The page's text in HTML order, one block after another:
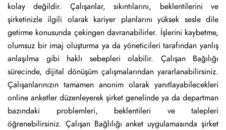
kolay değildir. Çalışanlar, sıkıntılarını, beklentilerini ve
şirketinizle ilgili olarak kariyer planlarını yüksek sesle dile
getirme konusunda çekingen davranabilirler. İşlerini kaybetme,
olumsuz bir imaj oluşturma ya da yöneticileri tarafından yanlış
anlaşılma gibi haklı sebepleri olabilir. Çalışan Bağılığı
sürecinde, dijital dönüşüm çalışmalarından yararlanabilirsiniz.
Çalışanlarınızın tamamen anonim olarak yanıtlayabilecekleri
online anketler düzenleyerek şirket genelinde ya da departman
bazındaki problemleri, beklentileri ve talepleri
öğrenebilirsiniz. Çalışan Bağlılığı anket uygulamasında şirket